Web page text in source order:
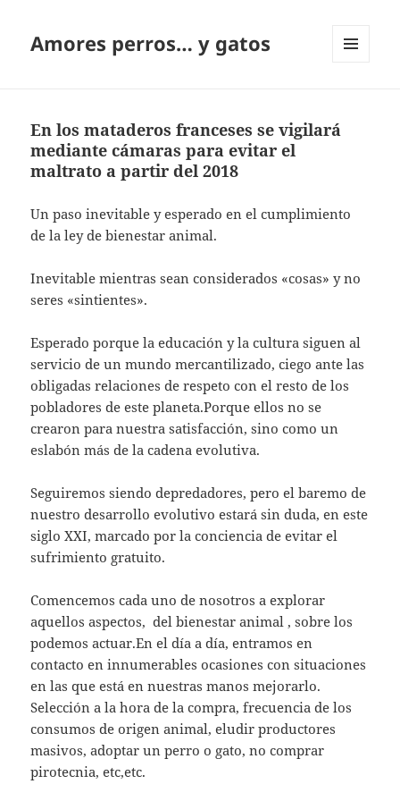
Amores perros… y gatos
En los mataderos franceses se vigilará
mediante cámaras para evitar el
maltrato a partir del 2018
Un paso inevitable y esperado en el cumplimiento
de la ley de bienestar animal.
Inevitable mientras sean considerados «cosas» y no
seres «sintientes».
Esperado porque la educación y la cultura siguen al
servicio de un mundo mercantilizado, ciego ante las
obligadas relaciones de respeto con el resto de los
pobladores de este planeta.Porque ellos no se
crearon para nuestra satisfacción, sino como un
eslabón más de la cadena evolutiva.
Seguiremos siendo depredadores, pero el baremo de
nuestro desarrollo evolutivo estará sin duda, en este
siglo XXI, marcado por la conciencia de evitar el
sufrimiento gratuito.
Comencemos cada uno de nosotros a explorar
aquellos aspectos, del bienestar animal , sobre los
podemos actuar.En el día a día, entramos en
contacto en innumerables ocasiones con situaciones
en las que está en nuestras manos mejorarlo.
Selección a la hora de la compra, frecuencia de los
consumos de origen animal, eludir productores
masivos, adoptar un perro o gato, no comprar
pirotecnia, etc,etc.